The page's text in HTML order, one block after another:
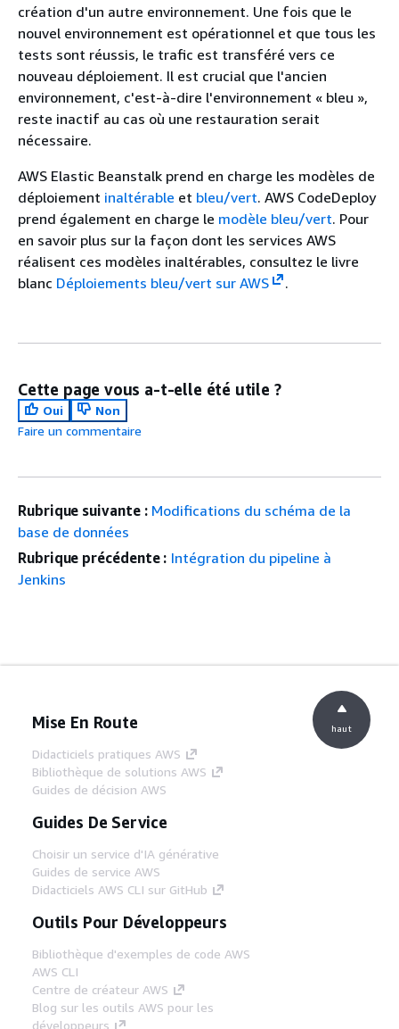
création d'un autre environnement. Une fois que le
nouvel environnement est opérationnel et que tous les
tests sont réussis, le trafic est transféré vers ce
nouveau déploiement. Il est crucial que l'ancien
environnement, c'est-à-dire l'environnement « bleu »,
reste inactif au cas où une restauration serait
nécessaire.
AWS Elastic Beanstalk prend en charge les modèles de
déploiement inaltérable et bleu/vert. AWS CodeDeploy
prend également en charge le modèle bleu/vert. Pour
en savoir plus sur la façon dont les services AWS
réalisent ces modèles inaltérables, consultez le livre
blanc Déploiements bleu/vert sur AWS .
Cette page vous a-t-elle été utile ?
Oui
Non
Faire un commentaire
Rubrique suivante : Modifications du schéma de la
base de données
Rubrique précédente : Intégration du pipeline à
Jenkins
Mise En Route
Didacticiels pratiques AWS
Bibliothèque de solutions AWS
Guides de décision AWS
Guides De Service
Choisir un service d'IA générative
Guides de service AWS
Didacticiels AWS CLI sur GitHub
Outils Pour Développeurs
Bibliothèque d'exemples de code AWS
AWS CLI
Centre de créateur AWS
Blog sur les outils AWS pour les
développeurs
haut